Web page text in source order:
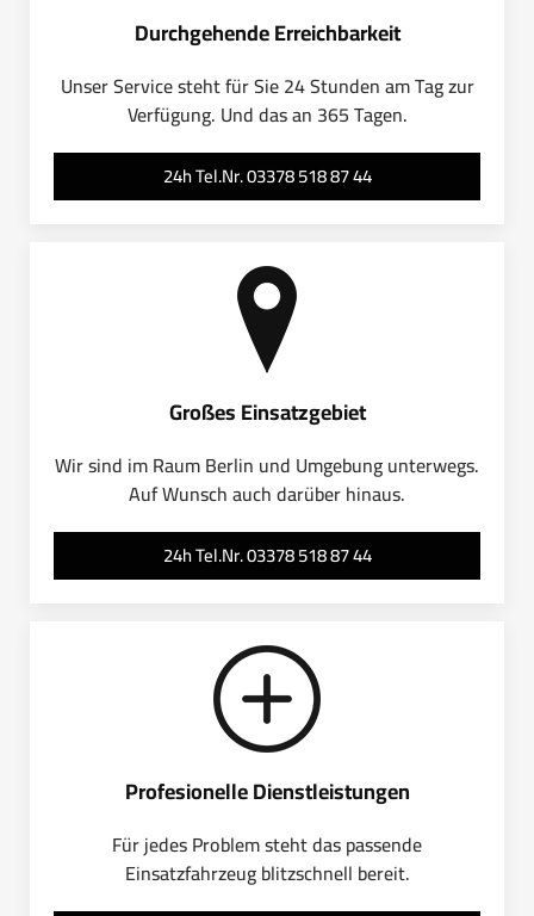
Durchgehende Erreichbarkeit
Unser Service steht für Sie 24 Stunden am Tag zur
Verfügung. Und das an 365 Tagen.
24h Tel.Nr. 03378 518 87 44
Großes Einsatzgebiet
Wir sind im Raum Berlin und Umgebung unterwegs.
Auf Wunsch auch darüber hinaus.
24h Tel.Nr. 03378 518 87 44
Profesionelle Dienstleistungen
Für jedes Problem steht das passende
Einsatzfahrzeug blitzschnell bereit.